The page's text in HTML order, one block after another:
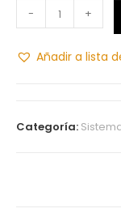
- +
Añadir a lista
Categoría: